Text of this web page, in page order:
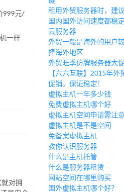
999元/
一样
对拥
租用外贸服务器时，建
国内国外访问速度都稳
云服务器
外贸一般是海外的用户
择海外地区
外贸旺季仿牌服务器大
【六六互联】2015年
促销。保证稳定！
虚拟主机一年多少钱
免费虚拟主机哪个好
虚拟主机空间申请需注
虚拟主机是不是空间
免备案虚拟主机
教你认识服务器
什么是主机托管
什么是服务器租赁
网站空间在哪里购买
国外虚拟主机哪个好？